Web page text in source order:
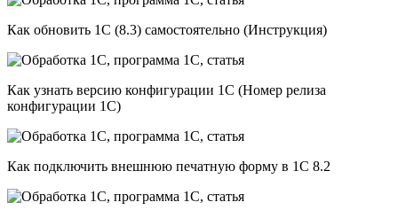
Как обновить 1С (8.3) самостоятельно (Инструкция)
Как узнать версию конфигурации 1С (Номер релиза
конфигурации 1С)
Как подключить внешнюю печатную форму в 1С 8.2